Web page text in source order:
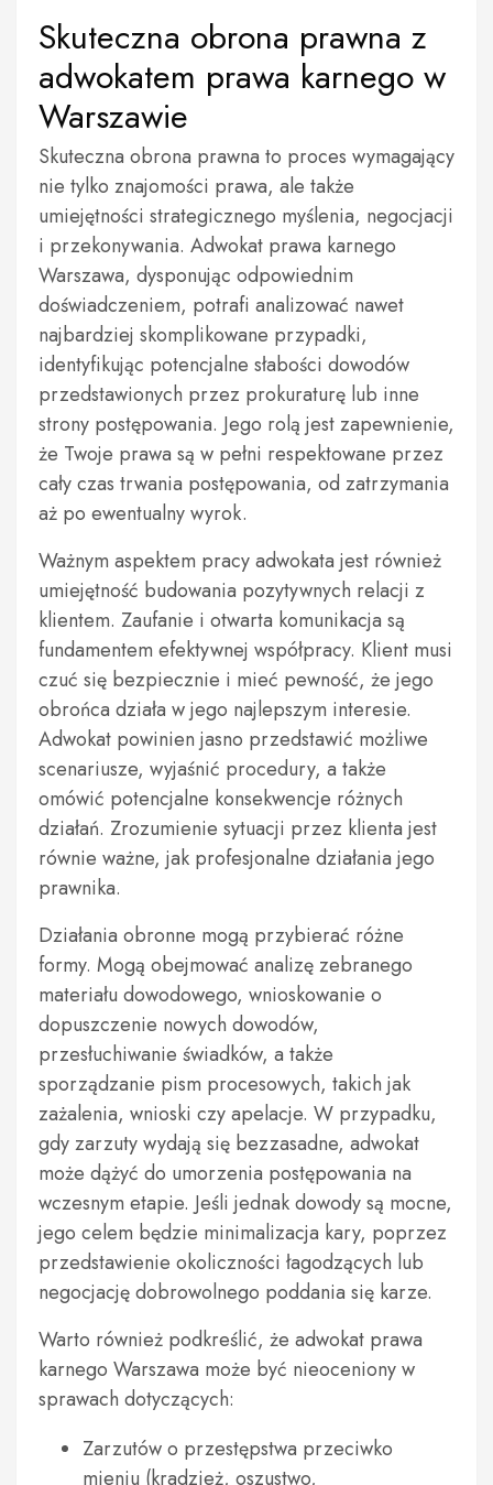
Skuteczna obrona prawna z
adwokatem prawa karnego w
Warszawie
Skuteczna obrona prawna to proces wymagający
nie tylko znajomości prawa, ale także
umiejętności strategicznego myślenia, negocjacji
i przekonywania. Adwokat prawa karnego
Warszawa, dysponując odpowiednim
doświadczeniem, potrafi analizować nawet
najbardziej skomplikowane przypadki,
identyfikując potencjalne słabości dowodów
przedstawionych przez prokuraturę lub inne
strony postępowania. Jego rolą jest zapewnienie,
że Twoje prawa są w pełni respektowane przez
cały czas trwania postępowania, od zatrzymania
aż po ewentualny wyrok.
Ważnym aspektem pracy adwokata jest również
umiejętność budowania pozytywnych relacji z
klientem. Zaufanie i otwarta komunikacja są
fundamentem efektywnej współpracy. Klient musi
czuć się bezpiecznie i mieć pewność, że jego
obrońca działa w jego najlepszym interesie.
Adwokat powinien jasno przedstawić możliwe
scenariusze, wyjaśnić procedury, a także
omówić potencjalne konsekwencje różnych
działań. Zrozumienie sytuacji przez klienta jest
równie ważne, jak profesjonalne działania jego
prawnika.
Działania obronne mogą przybierać różne
formy. Mogą obejmować analizę zebranego
materiału dowodowego, wnioskowanie o
dopuszczenie nowych dowodów,
przesłuchiwanie świadków, a także
sporządzanie pism procesowych, takich jak
zażalenia, wnioski czy apelacje. W przypadku,
gdy zarzuty wydają się bezzasadne, adwokat
może dążyć do umorzenia postępowania na
wczesnym etapie. Jeśli jednak dowody są mocne,
jego celem będzie minimalizacja kary, poprzez
przedstawienie okoliczności łagodzących lub
negocjację dobrowolnego poddania się karze.
Warto również podkreślić, że adwokat prawa
karnego Warszawa może być nieoceniony w
sprawach dotyczących:
Zarzutów o przestępstwa przeciwko
mieniu (kradzież, oszustwo,